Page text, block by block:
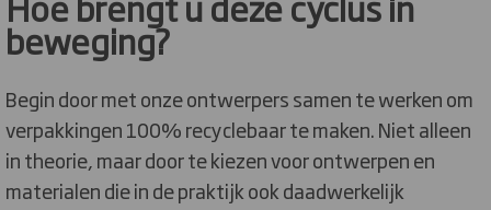
beweging?
Begin door met onze ontwerpers samen te werken om
verpakkingen 100% recyclebaar te maken. Niet alleen
in theorie, maar door te kiezen voor ontwerpen en
materialen die in de praktijk ook daadwerkelijk